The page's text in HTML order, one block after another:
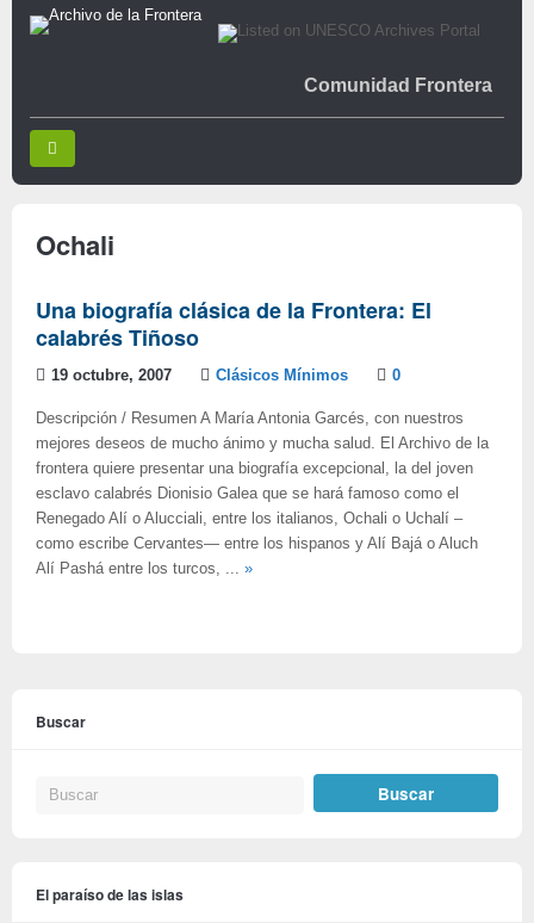
Comunidad Frontera
Ochali
Una biografía clásica de la Frontera: El
calabrés Tiñoso
19 octubre, 2007 Clásicos Mínimos 0
Descripción / Resumen A María Antonia Garcés, con nuestros
mejores deseos de mucho ánimo y mucha salud. El Archivo de la
frontera quiere presentar una biografía excepcional, la del joven
esclavo calabrés Dionisio Galea que se hará famoso como el
Renegado Alí o Alucciali, entre los italianos, Ochali o Uchalí –
como escribe Cervantes— entre los hispanos y Alí Bajá o Aluch
Alí Pashá entre los turcos, ... »
Buscar
El paraíso de las islas